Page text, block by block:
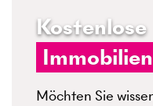
Kostenlose
Möchten Sie